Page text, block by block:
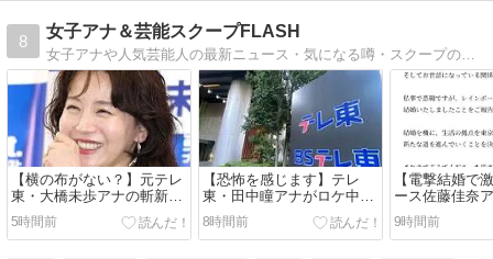
8
女子アナ＆芸能スクープFLASH
女子アナや人気芸能人の最新ニュース・気になる噂・スクープの真相を速報でお届け！テレビ番組の裏話や注目の新人アナ、熱愛・結婚情報まで深掘り解説するエンタメ特化型ニュースブログです。
【横の布がない？】元テレ
東・大橋未歩アナの斬新ワ
ンピ姿に絶賛の声が止まら
ない
5時間前
【恐怖を感じます】テレ
東・田中瞳アナがロケ中の
無断撮影に異例の注意喚起
でネット騒然
8時間前
【電撃結婚で
ース佐藤佳奈
ボー池田とゴ
9時間前